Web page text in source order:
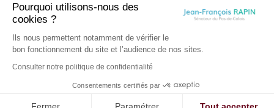
Pourquoi utilisons-nous des
cookies ?
Ils nous permettent notamment de vérifier le
bon fonctionnement du site et l’audience de nos sites.
Consulter notre politique de confidentialité
Consentements certifiés par